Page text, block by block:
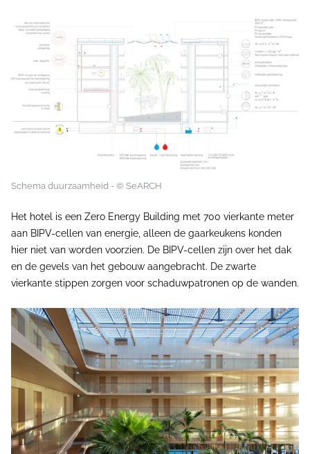
Schema duurzaamheid - © SeARCH
Het hotel is een Zero Energy Building met 700 vierkante meter
aan BIPV-cellen van energie, alleen de gaarkeukens konden
hier niet van worden voorzien. De BIPV-cellen zijn over het dak
en de gevels van het gebouw aangebracht. De zwarte
vierkante stippen zorgen voor schaduwpatronen op de wanden.